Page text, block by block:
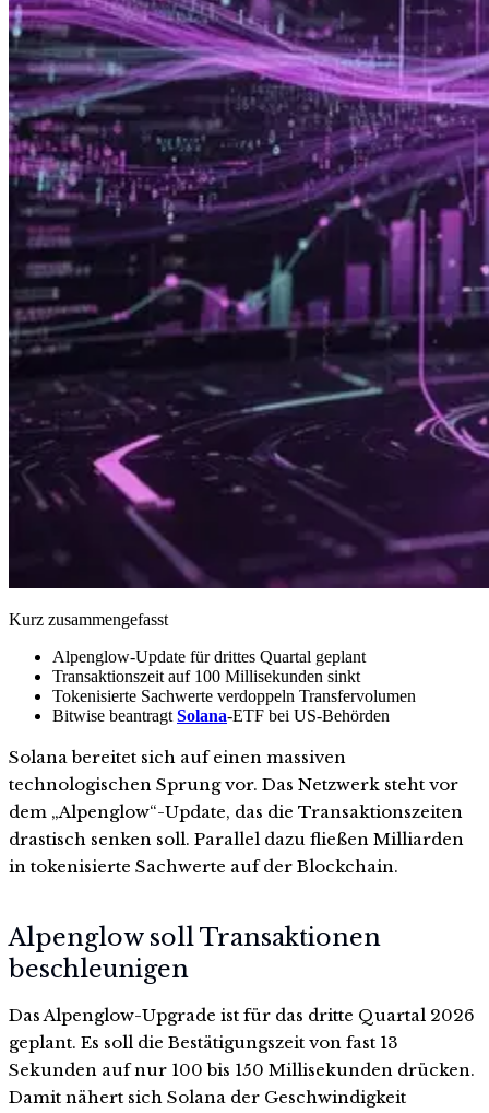
Kurz zusammengefasst
Alpenglow-Update für drittes Quartal geplant
Transaktionszeit auf 100 Millisekunden sinkt
Tokenisierte Sachwerte verdoppeln Transfervolumen
Bitwise beantragt Solana-ETF bei US-Behörden
Solana bereitet sich auf einen massiven
technologischen Sprung vor. Das Netzwerk steht vor
dem „Alpenglow“-Update, das die Transaktionszeiten
drastisch senken soll. Parallel dazu fließen Milliarden
in tokenisierte Sachwerte auf der Blockchain.
Alpenglow soll Transaktionen
beschleunigen
Das Alpenglow-Upgrade ist für das dritte Quartal 2026
geplant. Es soll die Bestätigungszeit von fast 13
Sekunden auf nur 100 bis 150 Millisekunden drücken.
Damit nähert sich Solana der Geschwindigkeit